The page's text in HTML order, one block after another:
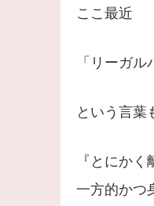
ここ最近
「リーガル
という言葉
『とにか
一方的かつ